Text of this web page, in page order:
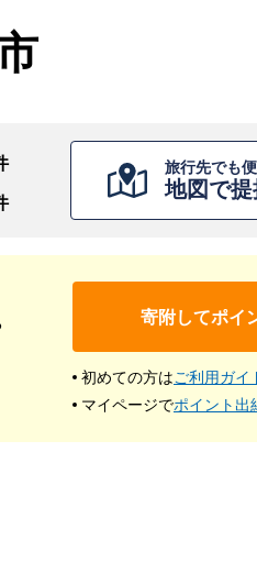
旅行先でも
地図で
寄附してポイ
初めての方はご利用ガイ
マイページでポイント出